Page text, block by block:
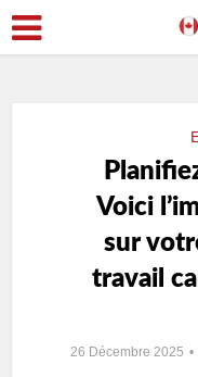
Voici
sur
travail
26 Décembre 2025